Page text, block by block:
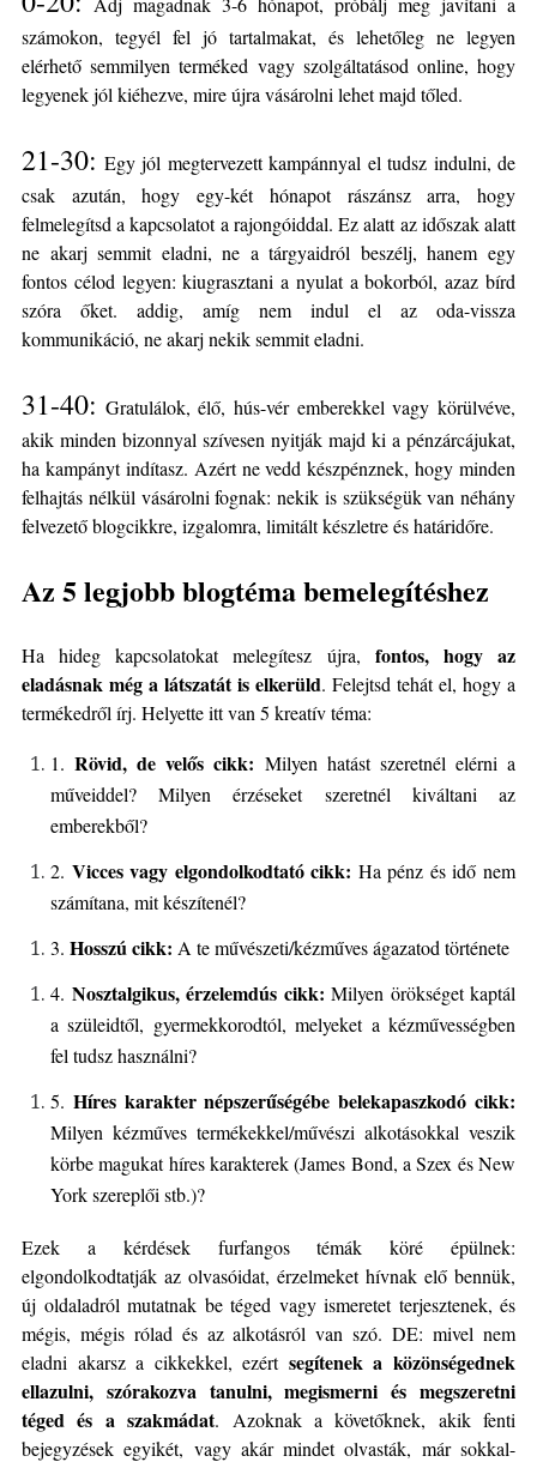
számokon, tegyél fel jó tartalmakat, és lehetőleg ne legyen
elérhető semmilyen terméked vagy szolgáltatásod online, hogy
legyenek jól kiéhezve, mire újra vásárolni lehet majd tőled.
21-30: Egy jól megtervezett kampánnyal el tudsz indulni, de
csak azután, hogy egy-két hónapot rászánsz arra, hogy
felmelegítsd a kapcsolatot a rajongóiddal. Ez alatt az időszak alatt
ne akarj semmit eladni, ne a tárgyaidról beszélj, hanem egy
fontos célod legyen: kiugrasztani a nyulat a bokorból, azaz bírd
szóra őket. addig, amíg nem indul el az oda-vissza
kommunikáció, ne akarj nekik semmit eladni.
31-40: Gratulálok, élő, hús-vér emberekkel vagy körülvéve,
akik minden bizonnyal szívesen nyitják majd ki a pénzárcájukat,
ha kampányt indítasz. Azért ne vedd készpénznek, hogy minden
felhajtás nélkül vásárolni fognak: nekik is szükségük van néhány
felvezető blogcikkre, izgalomra, limitált készletre és határidőre.
Az 5 legjobb blogtéma bemelegítéshez
Ha hideg kapcsolatokat melegítesz újra, fontos, hogy az
eladásnak még a látszatát is elkerüld. Felejtsd tehát el, hogy a
termékedről írj. Helyette itt van 5 kreatív téma:
1.Rövid, de velős cikk: Milyen hatást szeretnél elérni a
műveiddel? Milyen érzéseket szeretnél kiváltani az
emberekből?
2. Vicces vagy elgondolkodtató cikk: Ha pénz és idő nem
számítana, mit készítenél?
3. Hosszú cikk: A te művészeti/kézműves ágazatod története
4. Nosztalgikus, érzelemdús cikk: Milyen örökséget kaptál
a szüleidtől, gyermekkorodtól, melyeket a kézművességben
fel tudsz használni?
5. Híres karakter népszerűségébe belekapaszkodó cikk:
Milyen kézműves termékekkel/művészi alkotásokkal veszik
körbe magukat híreskarakterek (James Bond, a Szex és New
York szereplői stb.)?
Ezek a kérdések furfangos témák köré épülnek:
elgondolkodtatják az olvasóidat, érzelmeket hívnak elő bennük,
új oldaladról mutatnak be téged vagy ismeretet terjesztenek, és
mégis, mégis rólad és az alkotásról van szó. DE: mivel nem
eladni akarsz a cikkekkel, ezért segítenek a közönségednek
ellazulni, szórakozva tanulni, megismerni és megszeretni
téged és a szakmádat. Azoknak a követőknek, akik fenti
bejegyzések egyikét, vagy akár mindet olvasták, már sokkal-